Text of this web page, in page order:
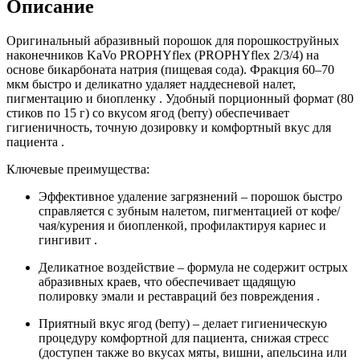
Описание
Оригинальный абразивный порошок для порошкоструйных
наконечников KaVo PROPHYflex (PROPHYflex 2/3/4) на
основе бикарбоната натрия (пищевая сода). Фракция 60–70
мкм быстро и деликатно удаляет наддесневой налет,
пигментацию и биопленку . Удобный порционный формат (80
стиков по 15 г) со вкусом ягод (berry) обеспечивает
гигиеничность, точную дозировку и комфортный вкус для
пациента .
Ключевые преимущества:
Эффективное удаление загрязнений – порошок быстро
справляется с зубным налетом, пигментацией от кофе/
чая/курения и биопленкой, профилактируя кариес и
гингивит .
Деликатное воздействие – формула не содержит острых
абразивных краев, что обеспечивает щадящую
полировку эмали и реставраций без повреждения .
Приятный вкус ягод (berry) – делает гигиеническую
процедуру комфортной для пациента, снижая стресс
(доступен также во вкусах мяты, вишни, апельсина или